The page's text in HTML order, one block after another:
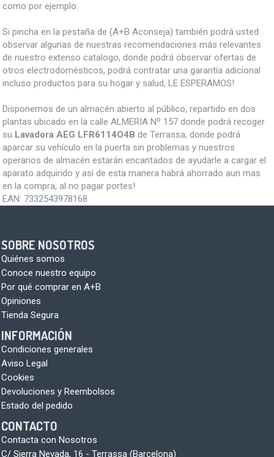
como por ejemplo:
Si pincha en la pestaña de (A+B Aconseja) también podrá usted
observar algunas de nuestras recomendaciones más relevantes
de nuestro extenso catalogo, donde podrá observar ofertas de
otros electrodomésticos, podrá contratar una garantía adicional
incluso productos para su hogar y salud, LE ESPERAMOS!
Disponemos de un almacén abierto al público, repartido en dos
plantas ubicado en la calle ALMERIA Nº 157 donde podrá recoger
su Lavadora AEG LFR6114O4B de Terrassa, donde podrá
aparcar su vehículo en la puerta sin problemas y nuestros
operarios de almacén estarán encantados de ayudarle a cargar el
aparato adquirido y así de esta manera habrá ahorrado aun mas
en la compra, al no pagar portes!
EAN: 7332543978168
SOBRE NOSOTROS
Quiénes somos
Conoce nuestro equipo
Por qué comprar en A+B
Opiniones
Tienda Segura
INFORMACIÓN
Condiciones generales
Aviso Legal
Cookies
Devoluciones y Reembolsos
Estado del pedido
CONTACTO
Contacta con Nosotros
C/ Sierra Nevada, 16 - Terrassa (Barcelona)